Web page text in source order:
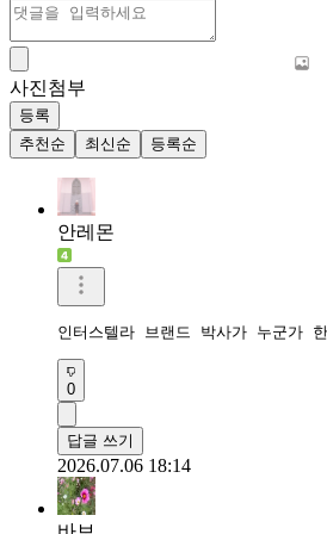
사진첨부
등록
추천순
최신순 등록순
안레몬
인터스텔라 브랜드 박사가 누군가
0
답글 쓰기
2026.07.06 18:14